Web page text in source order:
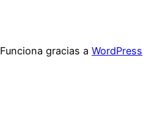
Funciona gracias a WordPress